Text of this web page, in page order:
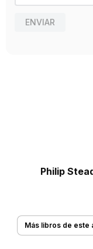
Traductor
Stead, Philip C.
ENVIAR
Philip
Más libros de este